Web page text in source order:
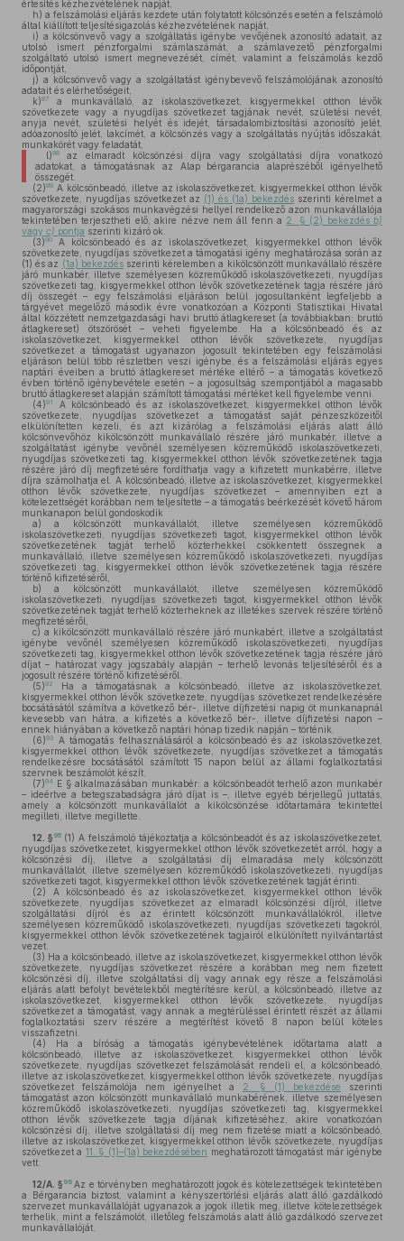
értesítés kézhezvételének napját,
h) a felszámolási eljárás kezdete után folytatott kölcsönzés esetén a felszámoló
által kiállított teljesítésigazolás kézhezvételének napját,
i) a kölcsönvevő vagy a szolgáltatás igénybe vevőjének azonosító adatait, az
utolsó ismert pénzforgalmi számlaszámát, a számlavezető pénzforgalmi
szolgáltató utolsó ismert megnevezését, címét, valamint a felszámolás kezdő
időpontját,
j) a kölcsönvevő vagy a szolgáltatást igénybevevő felszámolójának azonosító
adatait és elérhetőségeit,
k)87
a munkavállaló, az iskolaszövetkezet, kisgyermekkel otthon lévők
szövetkezete vagy a nyugdíjas szövetkezet tagjának nevét, születési nevét,
anyja nevét, születési helyét és idejét, társadalombiztosítási azonosító jelét,
adóazonosító jelét, lakcímét, a kölcsönzés vagy a szolgáltatás nyújtás időszakát,
munkakörét vagy feladatát,
l)88az elmaradt kölcsönzési díjra vagy szolgáltatási díjra vonatkozó
adatokat, a támogatásnak az Alap bérgarancia alaprészéből igényelhető
összegét.
(2)89 A kölcsönbeadó, illetve az iskolaszövetkezet, kisgyermekkel otthon lévők
szövetkezete, nyugdíjas szövetkezet az (1) és (1a) bekezdés szerinti kérelmet a
magyarországi szokásos munkavégzési hellyel rendelkező azon munkavállalója
tekintetében terjesztheti elő, akire nézve nem áll fenn a 2. § (2) bekezdésb)
vagy c) pontja szerinti kizáró ok.
(3)90
A kölcsönbeadó és az iskolaszövetkezet, kisgyermekkel otthon lévők
szövetkezete, nyugdíjas szövetkezet a támogatási igény meghatározása során az
(1) és az (1a) bekezdésszerinti kérelemben a kikölcsönzött munkavállaló részére
járó munkabér, illetve személyesen közreműködő iskolaszövetkezeti, nyugdíjas
szövetkezeti tag, kisgyermekkel otthon lévők szövetkezetének tagja részére járó
díj összegét – egy felszámolási eljáráson belül jogosultanként legfeljebb a
tárgyévet megelőző második évre vonatkozóan a Központi Statisztikai Hivatal
által közzétett nemzetgazdasági havi bruttó átlagkereset (a továbbiakban: bruttó
átlagkereset) ötszörösét – veheti figyelembe. Ha a kölcsönbeadó és az
iskolaszövetkezet, kisgyermekkel otthon lévők szövetkezete, nyugdíjas
szövetkezet a támogatást ugyanazon jogosult tekintetében egy felszámolási
eljáráson belül több részletben veszi igénybe, és a felszámolási eljárás egyes
naptári éveiben a bruttó átlagkereset mértéke eltérő – a támogatás következő
évben történő igénybevétele esetén – a jogosultság szempontjából a magasabb
bruttó átlagkereset alapján számított támogatási mértéket kell figyelembe venni.
(4)91
A kölcsönbeadó és az iskolaszövetkezet, kisgyermekkel otthon lévők
szövetkezete, nyugdíjas szövetkezet a támogatást saját pénzeszközeitől
elkülönítetten kezeli, és azt kizárólag a felszámolási eljárás alatt álló
kölcsönvevőhöz kikölcsönzött munkavállaló részére járó munkabér, illetve a
szolgáltatást igénybe vevőnél személyesen közreműködő iskolaszövetkezeti,
nyugdíjas szövetkezeti tag, kisgyermekkel otthon lévők szövetkezetének tagja
részére járó díj megfizetésére fordíthatja vagy a kifizetett munkabérre, illetve
díjra számolhatja el. A kölcsönbeadó, illetve az iskolaszövetkezet, kisgyermekkel
otthon lévők szövetkezete, nyugdíjas szövetkezet – amennyiben ezt a
kötelezettségét korábban nem teljesítette – a támogatás beérkezését követő három
munkanapon belül gondoskodik
a) a kölcsönzött munkavállalót, illetve személyesen közreműködő
iskolaszövetkezeti, nyugdíjas szövetkezeti tagot, kisgyermekkel otthon lévők
szövetkezetének tagját terhelő közterhekkel csökkentett összegnek a
munkavállaló, illetve személyesen közreműködő iskolaszövetkezeti, nyugdíjas
szövetkezeti tag, kisgyermekkel otthon lévők szövetkezetének tagja részére
történő kifizetéséről,
b) a kölcsönzött munkavállalót, illetve személyesen közreműködő
iskolaszövetkezeti, nyugdíjas szövetkezeti tagot, kisgyermekkel otthon lévők
szövetkezetének tagját terhelő közterheknek az illetékes szervek részére történő
megfizetéséről,
c) a kikölcsönzött munkavállaló részére járó munkabért, illetve a szolgáltatást
igénybe vevőnél személyesen közreműködő iskolaszövetkezeti, nyugdíjas
szövetkezeti tag, kisgyermekkel otthon lévők szövetkezetének tagja részére járó
díjat – határozat vagy jogszabály alapján – terhelő levonás teljesítéséről és a
jogosult részére történő kifizetéséről.
(5)92
Ha a támogatásnak a kölcsönbeadó, illetve az iskolaszövetkezet,
kisgyermekkel otthon lévők szövetkezete, nyugdíjas szövetkezet rendelkezésére
bocsátásától számítva a következő bér-, illetve díjfizetési napig öt munkanapnál
kevesebb van hátra, a kifizetés a következő bér-, illetve díjfizetési napon –
ennek hiányában a következő naptári hónap tizedik napján – történik.
(6)93
A támogatás felhasználásáról a kölcsönbeadó és az iskolaszövetkezet,
kisgyermekkel otthon lévők szövetkezete, nyugdíjas szövetkezet a támogatás
rendelkezésre bocsátásától számított 15 napon belül az állami foglalkoztatási
szervnek beszámolót készít.
(7)94 E § alkalmazásában munkabér: a kölcsönbeadót terhelő azon munkabér
– ideértve a betegszabadságra járó díjat is –, illetve egyéb bérjellegű juttatás,
amely a kölcsönzött munkavállalót a kikölcsönzése időtartamára tekintettel
megilleti, illetve megillette.
12. § 95 (1) A felszámoló tájékoztatja a kölcsönbeadót és az iskolaszövetkezetet,
nyugdíjas szövetkezetet, kisgyermekkel otthon lévők szövetkezetét arról, hogy a
kölcsönzési díj, illetve a szolgáltatási díj elmaradása mely kölcsönzött
munkavállalót, illetve személyesen közreműködő iskolaszövetkezeti, nyugdíjas
szövetkezeti tagot, kisgyermekkel otthon lévők szövetkezetének tagját érinti.
(2) A kölcsönbeadó és az iskolaszövetkezet, kisgyermekkel otthon lévők
szövetkezete, nyugdíjas szövetkezet az elmaradt kölcsönzési díjról, illetve
szolgáltatási díjról és az érintett kölcsönzött munkavállalókról, illetve
személyesen közreműködő iskolaszövetkezeti, nyugdíjas szövetkezeti tagokról,
kisgyermekkel otthon lévők szövetkezetének tagjairól elkülönített nyilvántartást
vezet.
(3) Ha a kölcsönbeadó, illetve az iskolaszövetkezet, kisgyermekkel otthon lévők
szövetkezete, nyugdíjas szövetkezet részére a korábban meg nem fizetett
kölcsönzési díj, illetve szolgáltatási díj vagy annak egy része a felszámolási
eljárás alatt befolyt bevételekből megtérítésre kerül, a kölcsönbeadó, illetve az
iskolaszövetkezet, kisgyermekkel otthon lévők szövetkezete, nyugdíjas
szövetkezet a támogatást, vagy annak a megtérüléssel érintett részét az állami
foglalkoztatási szerv részére a megtérítést követő 8 napon belül köteles
visszafizetni.
(4) Ha a bíróság a támogatás igénybevételének időtartama alatt a
kölcsönbeadó, illetve az iskolaszövetkezet, kisgyermekkel otthon lévők
szövetkezete, nyugdíjas szövetkezet felszámolását rendeli el, a kölcsönbeadó,
illetve az iskolaszövetkezet, kisgyermekkel otthon lévők szövetkezete, nyugdíjas
szövetkezet felszámolója nem igényelhet a 2. § (1) bekezdése szerinti
támogatást azon kölcsönzött munkavállaló munkabérének, illetve személyesen
közreműködő iskolaszövetkezeti, nyugdíjas szövetkezeti tag, kisgyermekkel
otthon lévők szövetkezete tagja díjának kifizetéséhez, akire vonatkozóan
kölcsönzési díj, illetve szolgáltatási díj meg nem fizetése miatt a kölcsönbeadó,
illetve az iskolaszövetkezet, kisgyermekkel otthon lévők szövetkezete, nyugdíjas
szövetkezet a 11. § (1)–(1a) bekezdésében meghatározott támogatást már igénybe
vett.
12/A. § 96 Az e törvényben meghatározott jogok és kötelezettségek tekintetében
a Bérgarancia biztost, valamint a kényszertörlési eljárás alatt álló gazdálkodó
szervezet munkavállalóját ugyanazok a jogok illetik meg, illetve kötelezettségek
terhelik, mint a felszámolót, illetőleg felszámolás alatt álló gazdálkodó szervezet
munkavállalóját.